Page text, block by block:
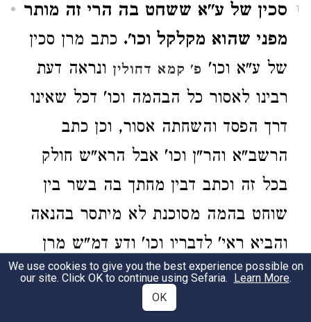
1
סכין של ע"א ששחט בה הרי זה מותר
מפני שהוא מקלקל וכו'. כתב מרן סכין
של ע"א וכו' פ' קמא דחולין ונראה דעת
רבינו לאסור כל הבהמה וכו' דכל שאינו
דרך הפסד והשחתה אסור, וכן כתב
הרשב"א והר"ן וכו' אבל הרא"ש חולק
בכל זה וכתב דבין מחתך בה בשר בין
שוחט בהמה מסוכנת לא מיתסר בהנאה
והביא ראי' לדבריו וכו' ודע דמ"ש מרן
ומיהו בהולכת הנאה לים המלח סגי וכו'
עיין מ"ש מרן לעיל הלכה י"ד בד"ה נטל
We use cookies to give you the best experience possible on
our site. Click OK to continue using Sefaria. Learn More.
OK